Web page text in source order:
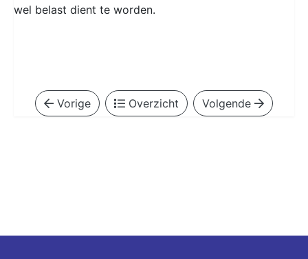
wel belast dient te worden.
Vorige Overzicht Volgende